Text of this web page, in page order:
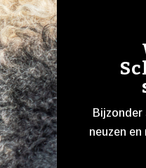
Bijzonder
neuzen